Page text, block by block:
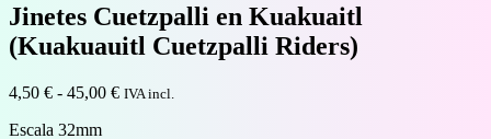
Jinetes Cuetzpalli en Kuakuaitl
(Kuakuauitl Cuetzpalli Riders)
4,50 € - 45,00 €Rango
IVA incl.
Escala 32mm